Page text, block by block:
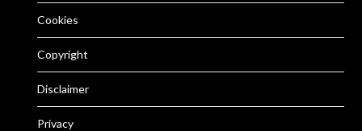
Cookies
Copyright
Disclaimer
Privacy